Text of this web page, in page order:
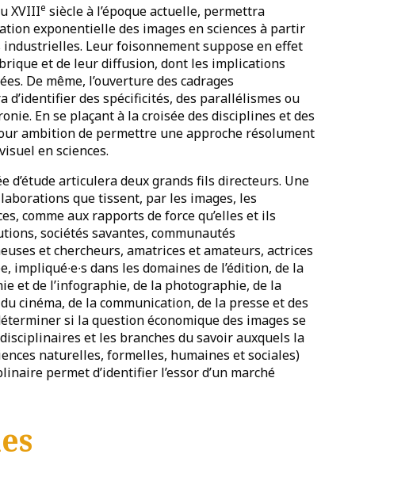
XVIIIe siècle à l’époque actuelle, permettra
exponentielle des images en sciences à partir
Leur foisonnement suppose en effet
et de leur diffusion, dont les implications
De même, l’ouverture des cadrages
des spécificités, des parallélismes ou
En se plaçant à la croisée des disciplines et des
ambition de permettre une approche résolument
en sciences.
d’étude articulera deux grands fils directeurs. Une
que tissent, par les images, les
comme aux rapports de force qu’elles et ils
sociétés savantes, communautés
et chercheurs, amatrices et amateurs, actrices
dans les domaines de l’édition, de la
et de l’infographie, de la photographie, de la
cinéma, de la communication, de la presse et des
si la question économique des images se
et les branches du savoir auxquels la
naturelles, formelles, humaines et sociales)
permet d’identifier l’essor d’un marché